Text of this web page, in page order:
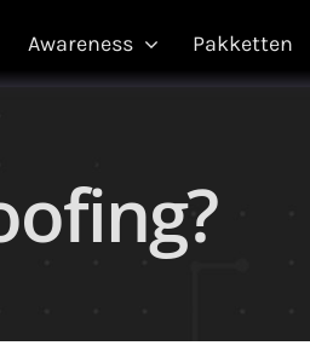
Awareness Pakketten